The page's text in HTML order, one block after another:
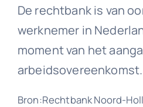
De rechtbank is van
werknemer in
moment van het
arbeidsovereenkomst.
Bron:Rechtbank Noord-